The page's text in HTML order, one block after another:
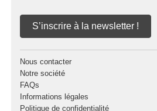
S’inscrire à la newsletter !
Nous contacter
Notre société
FAQs
Informations légales
Politique de confidentialité